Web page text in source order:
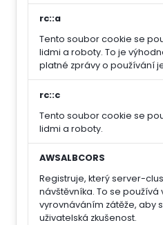
rc::a
Tento soubor cookie se
lidmi a roboty. To je
platné zprávy o používání
rc::c
Tento soubor cookie se
lidmi a roboty.
AWSALBCORS
Registruje, který server-
návštěvníka. To se používá
vyrovnáváním zátěže, aby
uživatelská zkušenost.